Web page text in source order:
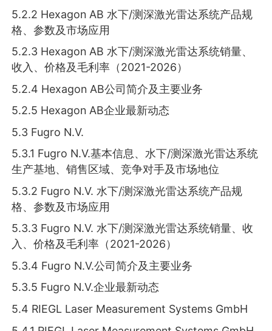
5.2.2 Hexagon AB 水下/测深激光雷达系统产品规
格、参数及市场应用
5.2.3 Hexagon AB 水下/测深激光雷达系统销量、
收入、价格及毛利率（2021-2026）
5.2.4 Hexagon AB公司简介及主要业务
5.2.5 Hexagon AB企业最新动态
5.3 Fugro N.V.
5.3.1 Fugro N.V.基本信息、水下/测深激光雷达系统
生产基地、销售区域、竞争对手及市场地位
5.3.2 Fugro N.V. 水下/测深激光雷达系统产品规
格、参数及市场应用
5.3.3 Fugro N.V. 水下/测深激光雷达系统销量、收
入、价格及毛利率（2021-2026）
5.3.4 Fugro N.V.公司简介及主要业务
5.3.5 Fugro N.V.企业最新动态
5.4 RIEGL Laser Measurement Systems GmbH